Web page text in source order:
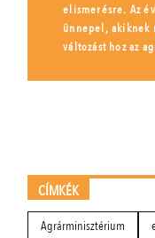
elismerésre. Az
ünnepel, akiknek
változást hoz az
CÍMKÉK
Agrárminisztérium